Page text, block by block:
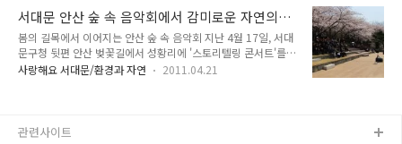
함께 볼 수 있다는 점!! ^^ :: 홍제천로 벚꽃길 흐르는 물과 함께
..
희망을! 커플 분들에게 '썸' 당시의 풋풋한 마음을 느낄 수 있는
서대문구의 새로운 명소가 탄생하였습니다~!! 바로 서대문구 이
대역앞 대현공원의 '썸타는 계단' 입니다. 이대역 '썸타는 계단'
자투리 공간에 활력을 불어 넣는 프로젝트로 생긴 공간입니다.
도심 속 버려진 공간에 20대의 활력 에너지를 담고 시민들의 내
서대문 안산 숲 속 음악회에서 감미로운 자연의
속삭임을 들어보세요!
봄의 길목에서 이어지는 안산 숲 속 음악회 지난 4월 17일, 서대
문구청 뒷편 안산 벚꽃길에서 성황리에 '스토리텔링 콘서트'를
마무리했습니다.^^ (스토리텔링 콘서트 구경가기) 타지역보다
훈씨를 비롯해 크로스오버 팝 피아니스트 최수민, 가야금병창 최
사랑해요 서대문/환경과 자연 2011.04.21
관련사이트